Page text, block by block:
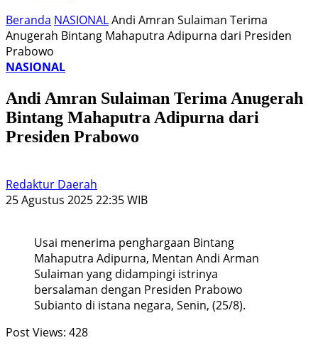
Beranda NASIONALAndi Amran Sulaiman Terima
Anugerah Bintang Mahaputra Adipurna dari Presiden
Prabowo
NASIONAL
Andi Amran Sulaiman Terima Anugerah
Bintang Mahaputra Adipurna dari
Presiden Prabowo
Redaktur Daerah
25 Agustus 2025 22:35 WIB
Usai menerima penghargaan Bintang
Mahaputra Adipurna, Mentan Andi Arman
Sulaiman yang didampingi istrinya
bersalaman dengan Presiden Prabowo
Subianto di istana negara, Senin, (25/8).
Post Views: 428